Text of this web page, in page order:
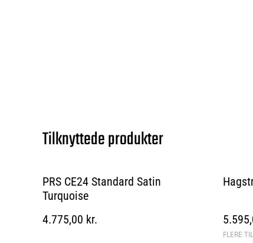
Tilknyttede produkter
PRS CE24 Standard Satin
Turquoise
4.775,00 kr.
FLERE